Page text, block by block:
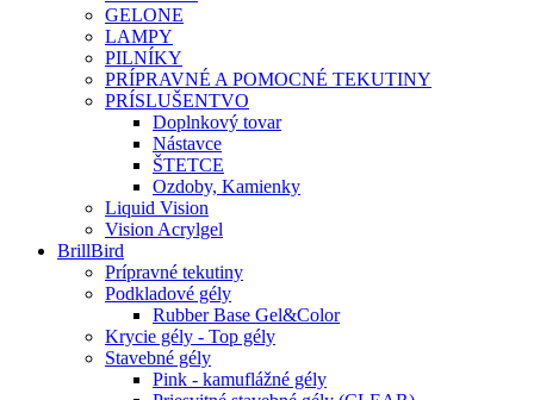
GELONE
LAMPY
PILNÍKY
PRÍPRAVNÉ A POMOCNÉ TEKUTINY
PRÍSLUŠENTVO
Doplnkový tovar
Nástavce
ŠTETCE
Ozdoby, Kamienky
Liquid Vision
Vision Acrylgel
BrillBird
Prípravné tekutiny
Podkladové gély
Rubber Base Gel&Color
Krycie gély - Top gély
Stavebné gély
Pink - kamuflážné gély